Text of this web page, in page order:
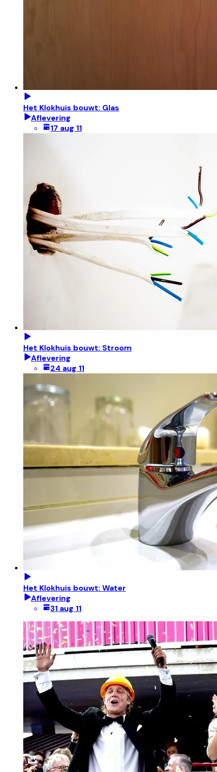
Het Klokhuis bouwt: Glas
Aflevering
17 aug 11
Het Klokhuis bouwt: Stroom
Aflevering
24 aug 11
Het Klokhuis bouwt: Water
Aflevering
31 aug 11